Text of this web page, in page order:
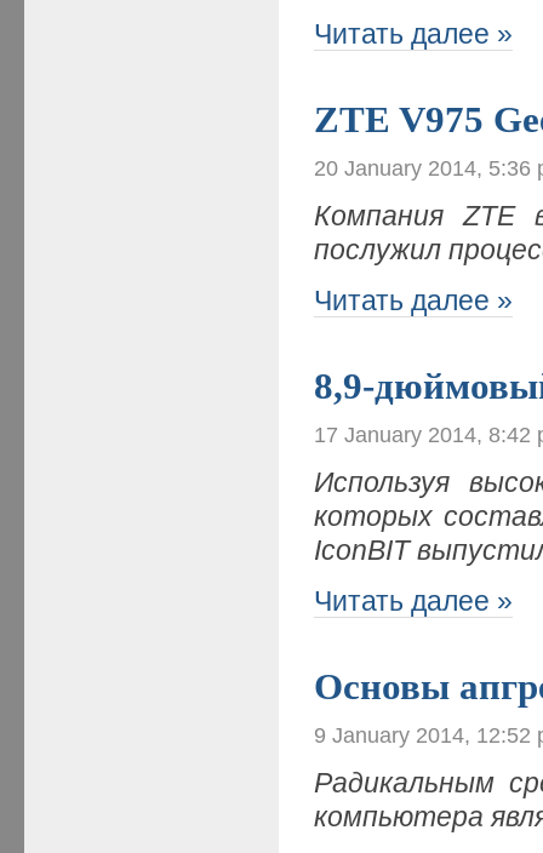
Читать далее »
ZTE V975
20 January 2014, 5:36
Компания ZTE
послужил
Читать далее »
8,9-
17 January 2014, 8:42
Используя
которых
IconBIT
Читать далее »
Основы
9 January 2014, 12:52
Радикальным
компьютера